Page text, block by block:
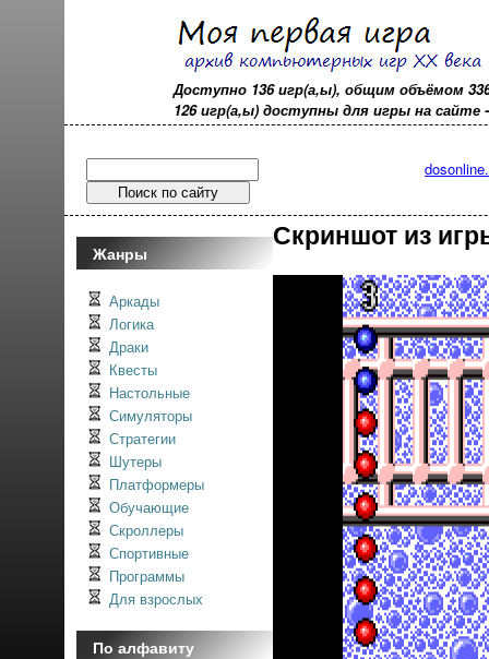
Доступно 136 игр(а,ы), общим объёмом
126 игр(а,ы) доступны для игры на сайте
Жанры
Аркады
Логика
Драки
Квесты
Настольные
Симуляторы
Стратегии
Шутеры
Платформеры
Обучающие
Скроллеры
Спортивные
Программы
Для взрослых
По алфавиту
Скриншот из